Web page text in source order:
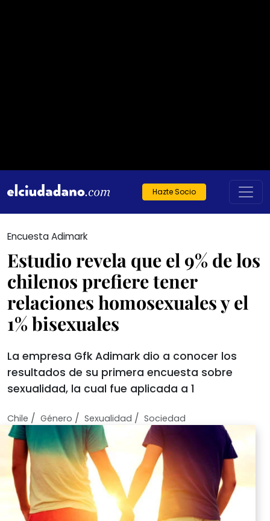
Hazte Socio
Encuesta Adimark
Estudio revela que el 9% de los
chilenos prefiere tener
relaciones homosexuales y el
1% bisexuales
La empresa Gfk Adimark dio a conocer los
resultados de su primera encuesta sobre
sexualidad, la cual fue aplicada a 1
Chile / Género / Sexualidad / Sociedad